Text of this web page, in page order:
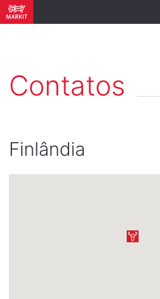
Contatos
Finlândia